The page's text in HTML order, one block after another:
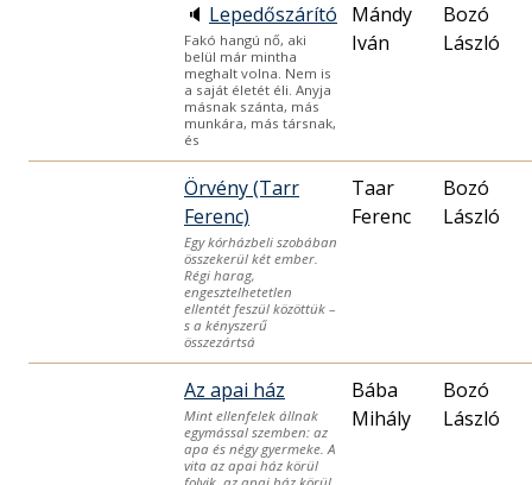
🔈 Lepedőszárító
Fakó hangú nő, aki
belül már mintha
meghalt volna. Nem is
a saját életét éli. Anyja
másnak szánta, más
munkára, más társnak,
és
Mándy
Iván
Bozó
László
Örvény (Tarr
Ferenc)
Egy kórházbeli szobában
összekerül két ember.
Régi harag,
engesztelhetetlen
ellentét feszül közöttük –
s a kényszerű
összezártsá
Taar
Ferenc
Bozó
László
Az apai ház
Mint ellenfelek állnak
egymással szemben: az
apa és négy gyermeke. A
vita az apai ház körül
Bába
Mihály
Bozó
László